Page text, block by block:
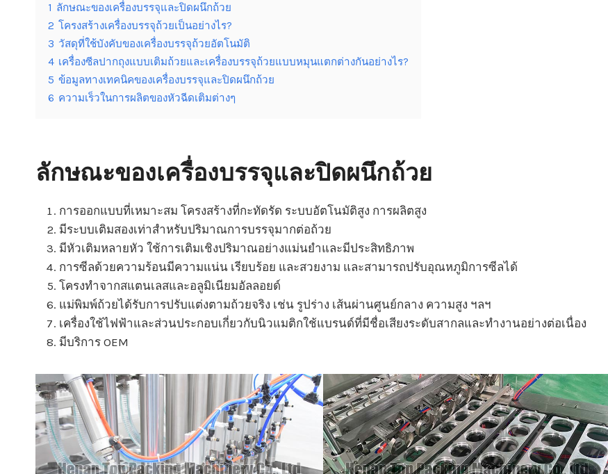
1 ลักษณะของเครื่องบรรจุและปิดผนึกถ้วย
2 โครงสร้างเครื่องบรรจุถ้วยเป็นอย่างไร?
3 วัสดุที่ใช้บังคับของเครื่องบรรจุถ้วยอัตโนมัติ
4 เครื่องซีลปากถุงแบบเติมถ้วยและเครื่องบรรจุถ้วยแบบหมุนแตกต่างกันอย่างไร?
5 ข้อมูลทางเทคนิคของเครื่องบรรจุและปิดผนึกถ้วย
6 ความเร็วในการผลิตของหัวฉีดเติมต่างๆ
ลักษณะของเครื่องบรรจุและปิดผนึกถ้วย
การออกแบบที่เหมาะสม โครงสร้างที่กะทัดรัด ระบบอัตโนมัติสูง การผลิตสูง
มีระบบเติมสองเท่าสำหรับปริมาณการบรรจุมากต่อถ้วย
มีหัวเติมหลายหัว ใช้การเติมเชิงปริมาณอย่างแม่นยำและมีประสิทธิภาพ
การซีลด้วยความร้อนมีความแน่น เรียบร้อย และสวยงาม และสามารถปรับอุณหภูมิการซีลได้
โครงทำจากสแตนเลสและอลูมิเนียมอัลลอยด์
แม่พิมพ์ถ้วยได้รับการปรับแต่งตามถ้วยจริง เช่น รูปร่าง เส้นผ่านศูนย์กลาง ความสูง ฯลฯ
เครื่องใช้ไฟฟ้าและส่วนประกอบเกี่ยวกับนิวแมติกใช้แบรนด์ที่มีชื่อเสียงระดับสากลและทำงานอย่างต่อเนื่อง
มีบริการ OEM